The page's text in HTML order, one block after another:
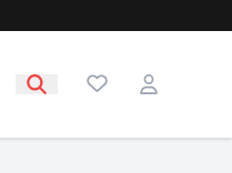
Favoriten
Login